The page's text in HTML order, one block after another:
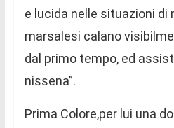
e lucida nelle situazioni di
marsalesi calano
dal primo tempo, ed
nissena”.
Prima Colore,per lui una